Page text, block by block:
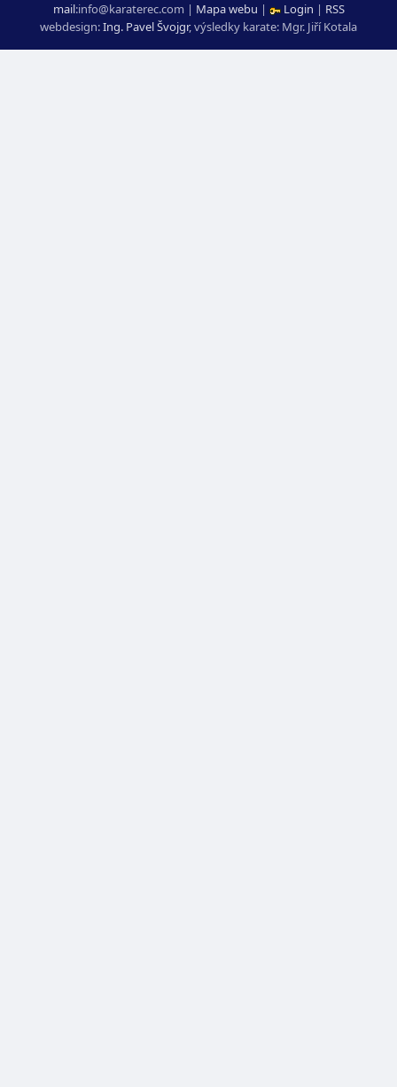
mail:moc.ceretarak@ofni | Mapa webu | Login | RSS
webdesign:Ing. Pavel Švojgr,výsledky karate: Mgr. Jiří Kotala